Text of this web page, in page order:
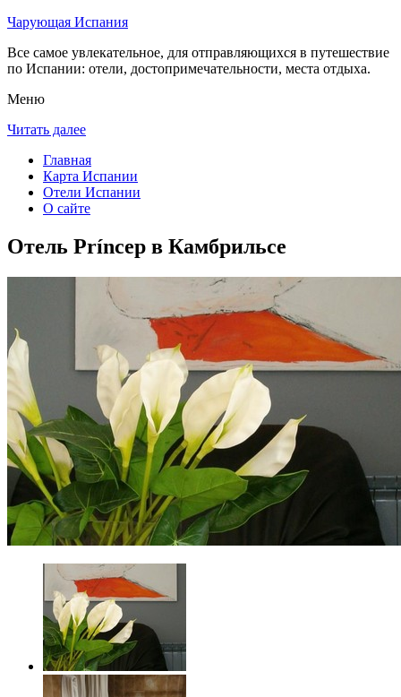
Чарующая Испания
Все самое увлекательное, для отправляющихся в путешествие
по Испании: отели, достопримечательности, места отдыха.
Меню
Читать далее
Главная
Карта Испании
Отели Испании
О сайте
Отель Príncep в Камбрильсе